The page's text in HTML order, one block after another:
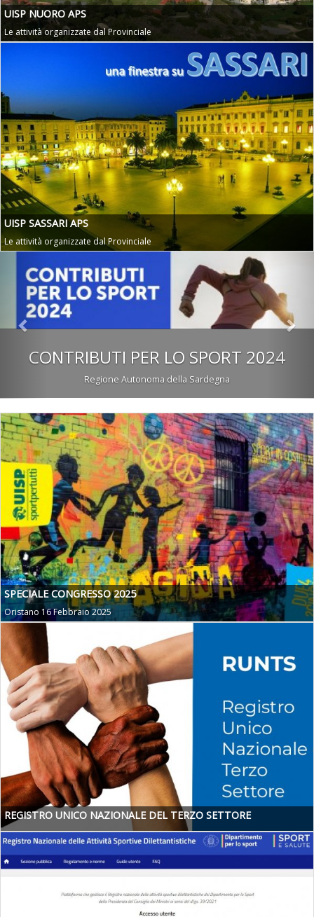
UISP NUORO APS
Le attività organizzate dal Provinciale
UISP SASSARI APS
Le attività organizzate dal Provinciale
CONTRIBUTI PER LO SPORT 2024
Regione Autonoma della Sardegna
Previous
SPECIALE CONGRESSO 2025
Oristano 16 Febbraio 2025
REGISTRO UNICO NAZIONALE DEL TERZO SETTORE